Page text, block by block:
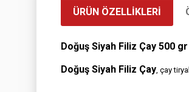
ÜRÜN ÖZELLIKLERI
Doğuş Siyah Filiz Çay 500 gr
Doğuş Siyah Filiz Çay, çay